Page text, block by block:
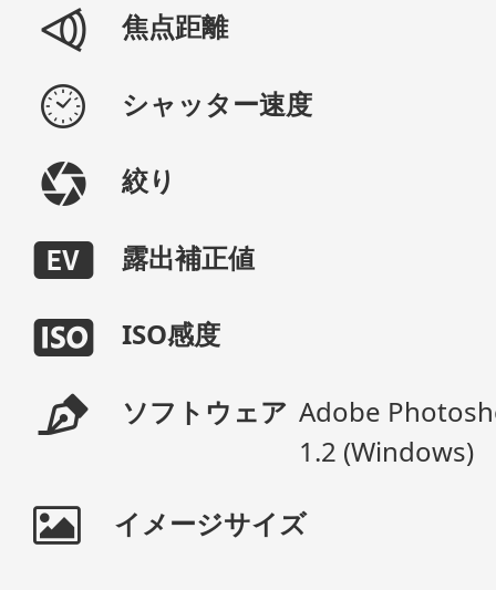
焦点距離
シャッター速度
絞り
露出補正値
ISO感度
ソフトウェア Adobe
1.2 (Windows)
イメージサイズ